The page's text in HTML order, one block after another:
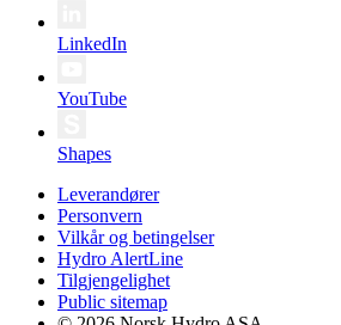
LinkedIn
YouTube
Shapes
Leverandører
Personvern
Vilkår og betingelser
Hydro AlertLine
Tilgjengelighet
Public sitemap